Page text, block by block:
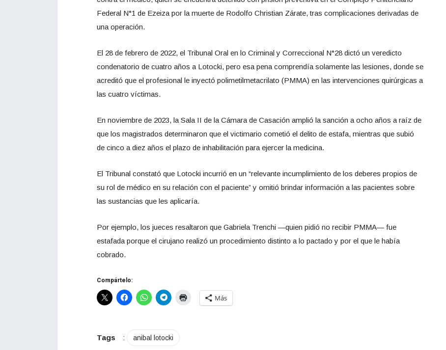
Federal N°1 de Ezeiza por la muerte de Rodolfo Christian Zárate, tras complicaciones derivadas de
una operación.
El 28 de febrero de 2022, el Tribunal Oral en lo Criminal y Correccional N°28 dictó un veredicto
condenatorio de cuatro años a Lotocki, pero esa pena comprendía solamente las lesiones, donde se
acreditó que el profesional le inyectó polimetilmetacrilato (PMMA) en las intervenciones quirúrgicas a
las cuatro víctimas.
En noviembre de 2023, la Sala II de la Cámara de Casación amplió la sanción a ocho años a raíz de
que los magistrados determinaron que el victimario cometió el delito de estafa, mientras que subió
de cinco a diez años el plazo de inhabilitación para ejercer la medicina.
El Tribunal constató que Lotocki incurrió en un “relevante incumplimiento de los deberes propios de
su rol de médico en su relación con el paciente” y omitió brindar información a las pacientes sobre
las sustancias que les aplicaría.
Por ejemplo, los jueces resaltaron que Gabriela Trenchi —quien pidió no recibir PMMA— fue
estafada porque el cirujano realizó un procedimiento distinto a lo pactado y por el que le había
cobrado.
Compártelo:
Más
Tags : anibal lotocki